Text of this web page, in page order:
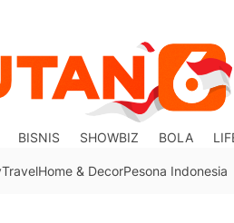
BISNIS SHOWBIZ BOLA
TravelHome & DecorPesona Indonesia